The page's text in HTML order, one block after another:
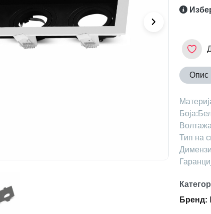
Опис
Тип на
Бренд: